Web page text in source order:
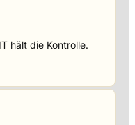
hält die Kontrolle.